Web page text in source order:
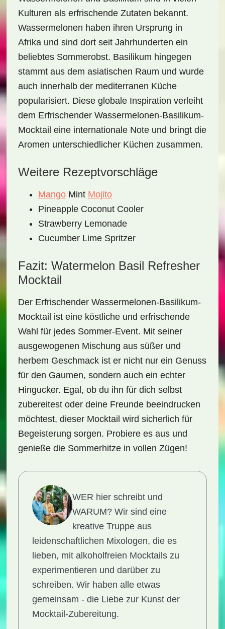
Kulturen als erfrischende Zutaten bekannt.
Wassermelonen haben ihren Ursprung in
Afrika und sind dort seit Jahrhunderten ein
beliebtes Sommerobst. Basilikum hingegen
stammt aus dem asiatischen Raum und wurde
auch innerhalb der mediterranen Küche
popularisiert. Diese globale Inspiration verleiht
dem Erfrischender Wassermelonen-Basilikum-
Mocktail eine internationale Note und bringt die
Aromen unterschiedlicher Küchen zusammen.
Weitere Rezeptvorschläge
MangoMint Mojito
Pineapple Coconut Cooler
Strawberry Lemonade
Cucumber Lime Spritzer
Fazit: Watermelon Basil Refresher
Mocktail
Der Erfrischender Wassermelonen-Basilikum-
Mocktail ist eine köstliche und erfrischende
Wahl für jedes Sommer-Event. Mit seiner
ausgewogenen Mischung aus süßer und
herbem Geschmack ist er nicht nur ein Genuss
für den Gaumen, sondern auch ein echter
Hingucker. Egal, ob du ihn für dich selbst
zubereitest oder deine Freunde beeindrucken
möchtest, dieser Mocktail wird sicherlich für
Begeisterung sorgen. Probiere es aus und
genieße die Sommerhitze in vollen Zügen!
WER hier schreibt und
WARUM?Wir sind eine
kreative Truppe aus
leidenschaftlichen Mixologen, die es
lieben, mit alkoholfreien Mocktails zu
experimentieren und darüber zu
schreiben. Wir haben alle etwas
gemeinsam - die Liebe zur Kunst der
Mocktail-Zubereitung.